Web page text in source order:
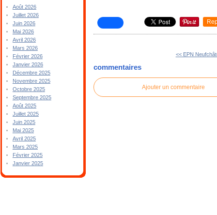
Août 2026
Juillet 2026
Juin 2026
Mai 2026
Avril 2026
Mars 2026
Février 2026
Janvier 2026
Décembre 2025
Novembre 2025
Octobre 2025
Septembre 2025
Août 2025
Juillet 2025
Juin 2025
Mai 2025
Avril 2025
Mars 2025
Février 2025
Janvier 2025
<< EPN
commentaires
Ajouter un commentaire